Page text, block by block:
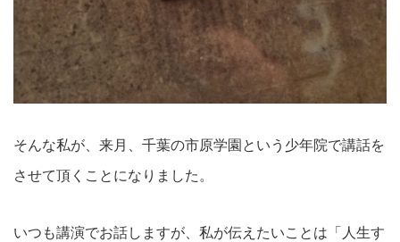
そんな私が、来月、千葉の市原学園という少年院で講話を
させて頂くことになりました。
いつも講演でお話しますが、私が伝えたいことは「人生す